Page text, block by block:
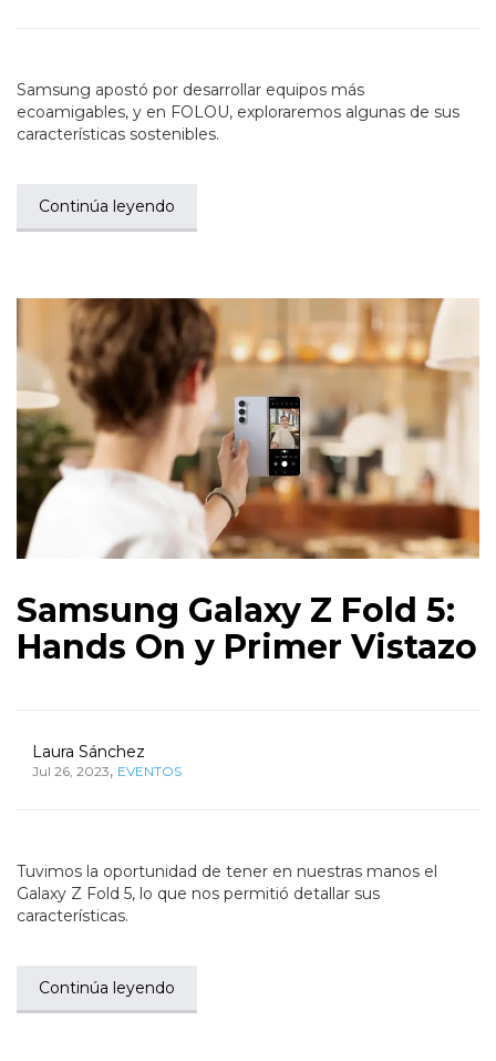
Samsung apostó por desarrollar equipos más
ecoamigables, y en FOLOU, exploraremos algunas de sus
características sostenibles.
Continúa leyendo
Samsung Galaxy Z Fold 5:
Hands On y Primer Vistazo
Laura Sánchez
Jul 26, 2023, EVENTOS
Tuvimos la oportunidad de tener en nuestras manos el
Galaxy Z Fold 5, lo que nos permitió detallar sus
características.
Continúa leyendo